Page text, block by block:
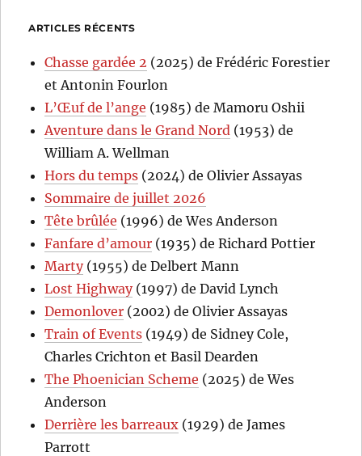
ARTICLES RÉCENTS
Chasse gardée 2 (2025) de Frédéric Forestier
et Antonin Fourlon
L’Œuf de l’ange (1985) de Mamoru Oshii
Aventure dans le Grand Nord (1953) de
William A. Wellman
Hors du temps (2024) de Olivier Assayas
Sommaire de juillet 2026
Tête brûlée (1996) de Wes Anderson
Fanfare d’amour (1935) de Richard Pottier
Marty(1955) de Delbert Mann
Lost Highway(1997) de David Lynch
Demonlover (2002) de Olivier Assayas
Train of Events (1949) de Sidney Cole,
Charles Crichton et Basil Dearden
The Phoenician Scheme (2025) de Wes
Anderson
Derrière les barreaux (1929) de James
Parrott